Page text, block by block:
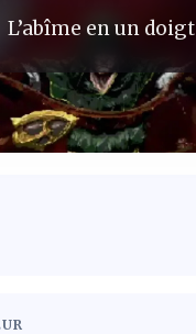
L’abîme en un doigt